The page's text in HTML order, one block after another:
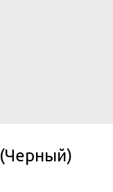
(Черный)